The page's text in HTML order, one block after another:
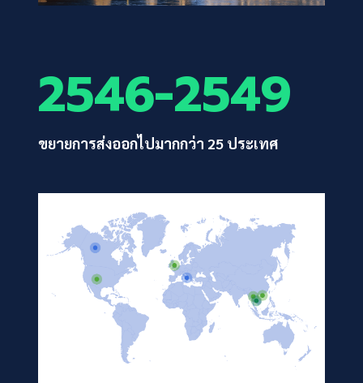
2546-2549
ขยายการส่งออกไปมากกว่า 25 ประเทศ